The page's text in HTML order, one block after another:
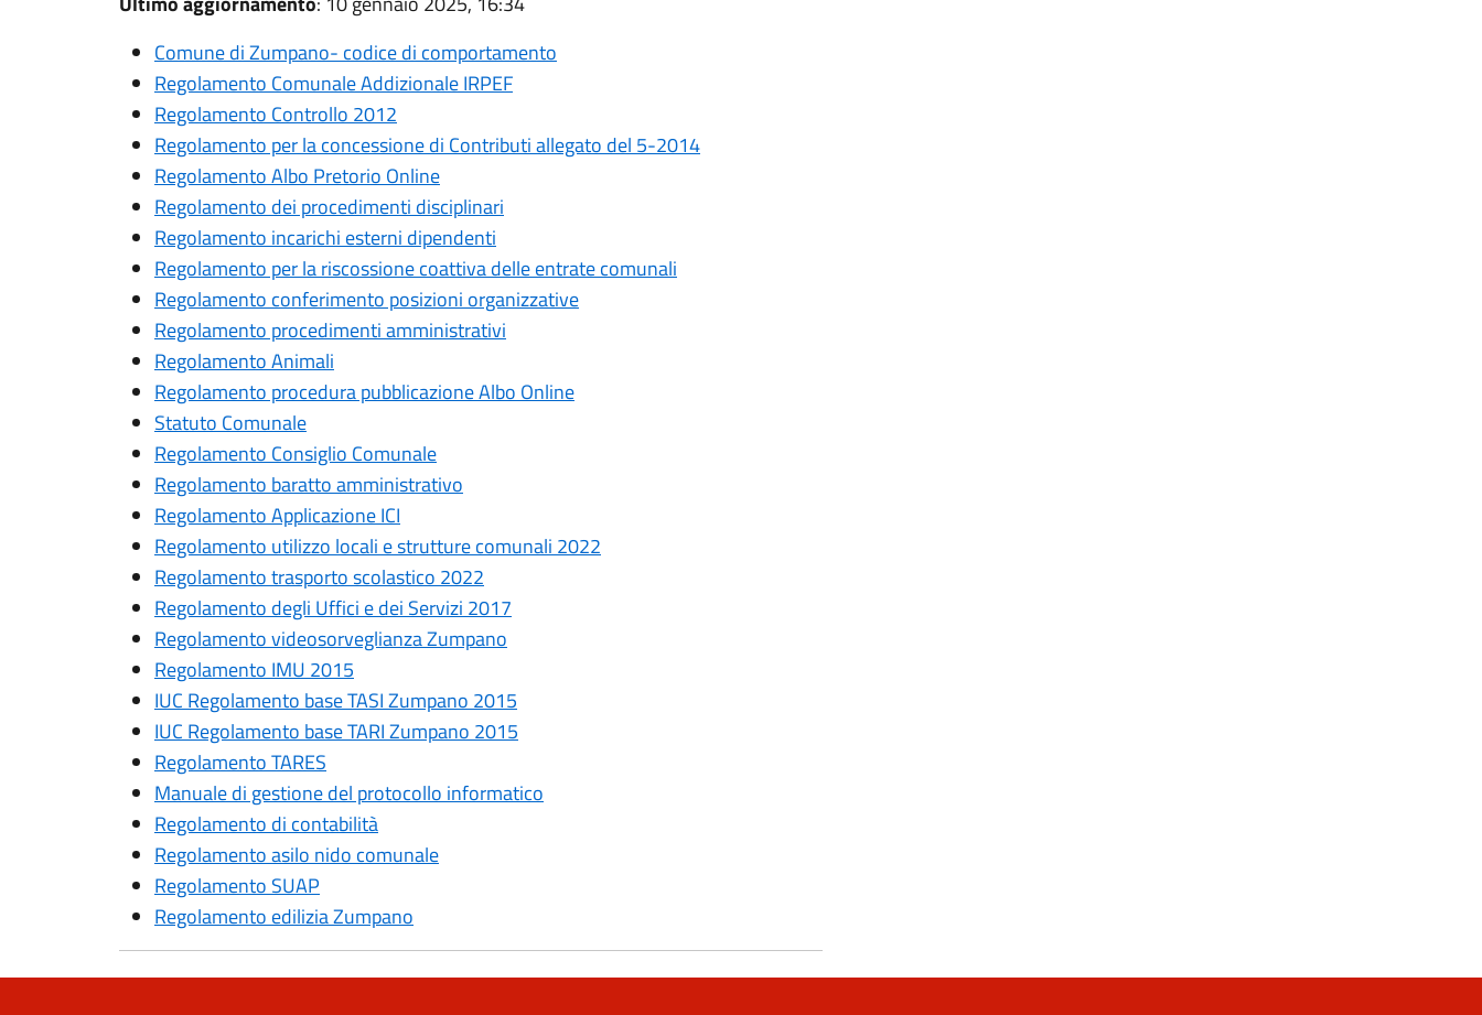
Comune di Zumpano- codice di comportamento
Regolamento Comunale Addizionale IRPEF
Regolamento Controllo 2012
Regolamento per la concessione di Contributi allegato del 5-2014
Regolamento Albo Pretorio Online
Regolamento dei procedimenti disciplinari
Regolamento incarichi esterni dipendenti
Regolamento per la riscossione coattiva delle entrate comunali
Regolamento conferimento posizioni organizzative
Regolamento procedimenti amministrativi
Regolamento Animali
Regolamento procedura pubblicazione Albo Online
Statuto Comunale
Regolamento Consiglio Comunale
Regolamento baratto amministrativo
Regolamento Applicazione ICI
Regolamento utilizzo locali e strutture comunali 2022
Regolamento trasporto scolastico 2022
Regolamento degli Uffici e dei Servizi 2017
Regolamento videosorveglianza Zumpano
Regolamento IMU 2015
IUC Regolamento base TASI Zumpano 2015
IUC Regolamento base TARI Zumpano 2015
Regolamento TARES
Manuale di gestione del protocollo informatico
Regolamento di contabilità
Regolamento asilo nido comunale
Regolamento SUAP
Regolamento edilizia Zumpano